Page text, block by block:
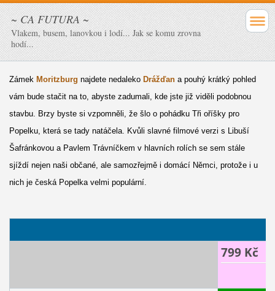
~ CA FUTURA ~
Vlakem, busem, lanovkou i lodí... Jak se komu zrovna
hodí...
Zámek Moritzburg najdete nedaleko Drážďana pouhý krátký pohled
vám bude stačit na to, abyste zadumali, kde jste již viděli podobnou
stavbu. Brzy byste si vzpomněli, že šlo o pohádku Tři oříšky pro
Popelku, která se tady natáčela. Kvůli slavné filmové verzi s Libuší
Šafránkovou a Pavlem Trávníčkem v hlavních rolích se sem stále
sjíždí nejen naši občané, ale samozřejmě i domácí Němci, protože i u
nich je česká Popelka velmi populární.
799 Kč